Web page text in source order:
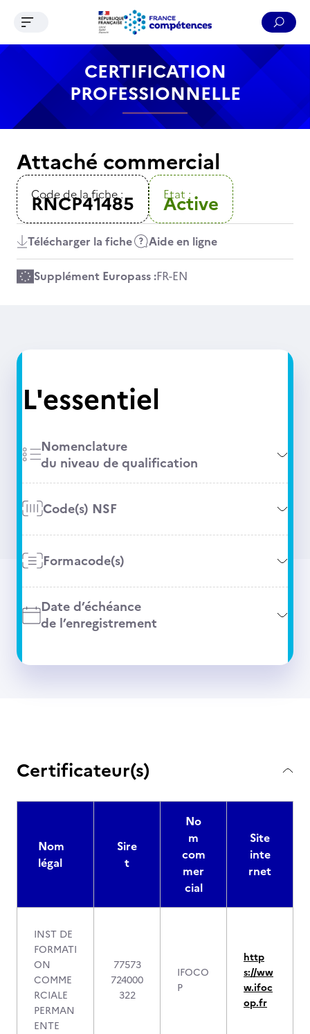
Contenu Recherche Menu Pied de page
Ouvrir le menu de navigation
CERTIFICATION
PROFESSIONNELLE
Attaché commercial
Code de la fiche :
RNCP41485 Etat :
Active
Télécharger la fiche Aide en ligne
Supplément Europass :FR-EN
L'essentiel
Nomenclature
du niveau de qualification
Code(s) NSF
Formacode(s)
Date d’échéance
de l’enregistrement
Certificateur(s)
Nom
légal
Sire
t
No
m
com
mer
cial
Site
inte
rnet
INST DE
FORMATI
ON
COMME
RCIALE
PERMAN
ENTE
77573
724000
322
IFOCO
P
http
s://ww
w.ifoc
op.fr